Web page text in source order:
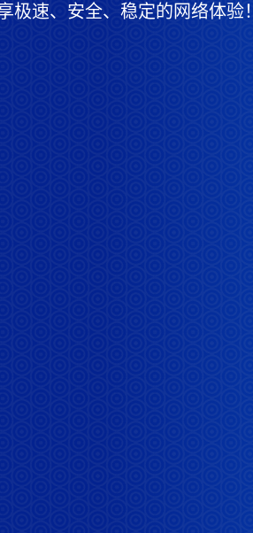
极速、安全、稳定的网络体验！